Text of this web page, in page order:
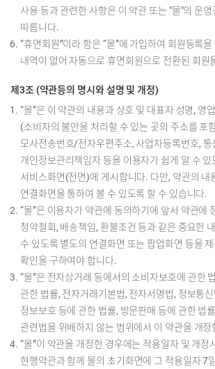
사용 등과 관련한 사항은 이 약관 또는 "몰"의 운영
따릅니다.
“휴면회원”이라 함은 “몰”에 가입하여 회원등록
내역이 없어 자동으로 휴면회원으로 전환된 회원
제3조 (약관등의 명시와 설명 및 개정)
“몰”은 이 약관의 내용과 상호 및 대표자 성명, 영
(소비자의 불만을 처리할 수 있는 곳의 주소를 포
모사전송번호/전자우편주소, 사업자등록번호,
개인정보관리책임자 등을 이용자가 쉽게 알 수 있
서비스화면(전면)에 게시합니다. 다만, 약관의 내
연결화면을 통하여 볼 수 있도록 할 수 있습니다.
“몰”은 이용자가 약관에 동의하기에 앞서 약관에
청약철회, 배송책임, 환불조건 등과 같은 중요한
수 있도록 별도의 연결화면 또는 팝업화면 등을
확인을 구하여야 합니다.
“몰”은 전자상거래 등에서의 소비자보호에 관한
관한 법률, 전자거래기본법, 전자서명법, 정보통
정보보호 등에 관한 법률, 방문판매 등에 관한 법
관련법을 위배하지 않는 범위에서 이 약관을 개정
“몰”이 약관을 개정한 경우에는 적용일자 및 개정
현행약관과 함께 몰의 초기화면에 그 적용일자 7